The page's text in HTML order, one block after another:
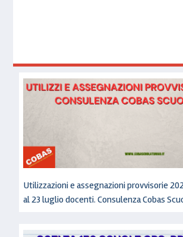
Utilizzazioni e assegnazioni provvisorie
al 23 luglio docenti. Consulenza Cobas